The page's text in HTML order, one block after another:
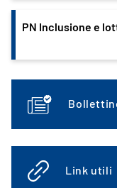
PN Inclusione e
Link utili